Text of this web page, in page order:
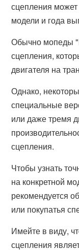
сцепления
модели и года
Обычно мопеды
сцепления,
двигателя на
Однако,
специальные
или даже тремя
сцепления.
Чтобы узнать
на конкретной
рекомендуется
или покупатья
Имейте в виду,
сцепления